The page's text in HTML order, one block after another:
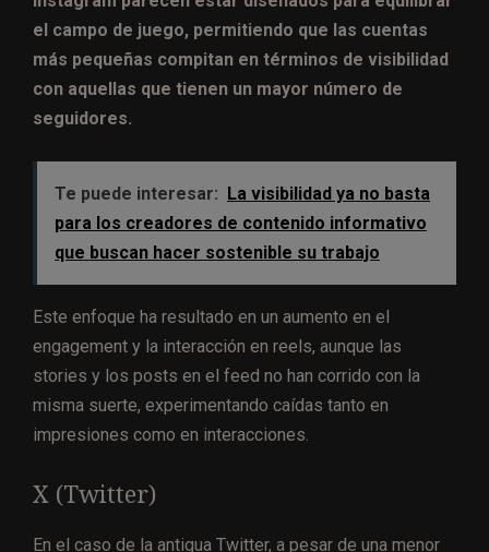
el campo de juego, permitiendo que las cuentas
más pequeñas compitan en términos de visibilidad
con aquellas que tienen un mayor número de
seguidores.
Te puede interesar:
La visibilidad ya no basta
para los creadores de contenido informativo
que buscan hacer sostenible su trabajo
Este enfoque ha resultado en un aumento en el
engagement y la interacción en reels, aunque las
stories y los posts en el feed no han corrido con la
misma suerte, experimentando caídas tanto en
impresiones como en interacciones.
X (Twitter)
En el caso de la antigua Twitter, a pesar de una menor